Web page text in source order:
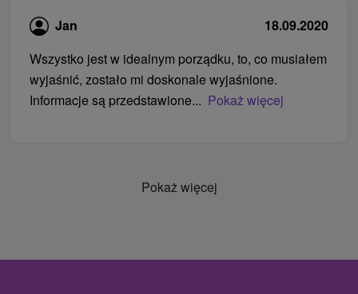
Jan
18.09.2020
Wszystko jest w idealnym porządku, to, co musiałem
wyjaśnić, zostało mi doskonale wyjaśnione.
Informacje są przedstawione... Pokaż więcej
Pokaż więcej